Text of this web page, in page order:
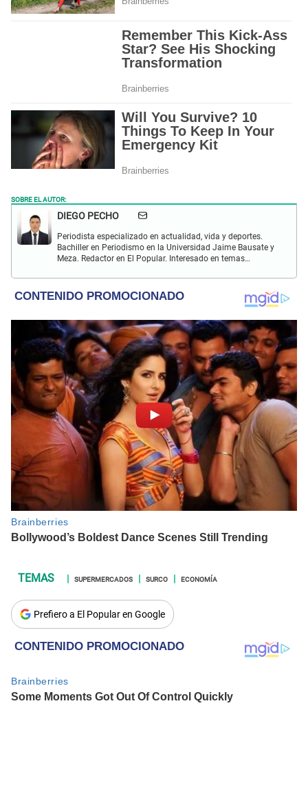
SOBRE EL AUTOR:
DIEGO PECHO
Periodista especializado en actualidad, vida y deportes.
Bachiller en Periodismo en la Universidad Jaime Bausate y
Meza. Redactor en El Popular. Interesado en temas
internacional, trucos caseros y educación.
SUPERMERCADOS SURCO ECONOMÍA
Prefiero a El Popular en Google